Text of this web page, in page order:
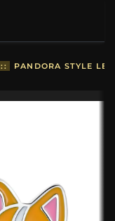
:: PANDORA STYLE